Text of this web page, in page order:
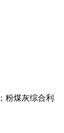
粉煤灰综合利